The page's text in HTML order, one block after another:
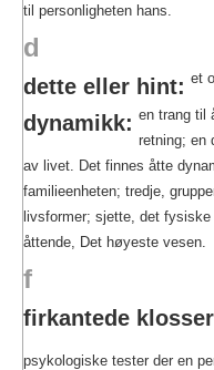
til personligheten hans.
d
dette eller hint: et
dynamikk: en trang til
retning; en
av livet. Det finnes åtte
familieenheten; tredje,
livsformer; sjette, det
åttende, Det høyeste vesen.
f
firkantede
psykologiske tester der en